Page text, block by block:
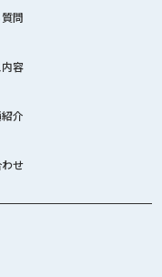
問
容
介
せ